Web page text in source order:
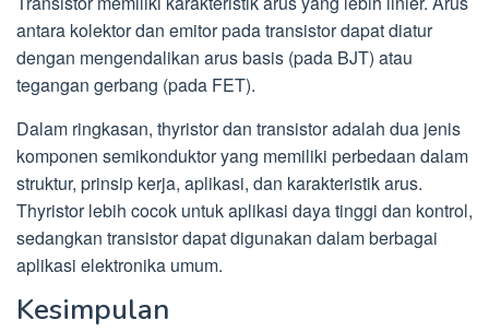
antara kolektor dan emitor pada transistor dapat diatur
dengan mengendalikan arus basis (pada BJT) atau
tegangan gerbang (pada FET).
Dalam ringkasan, thyristor dan transistor adalah dua jenis
komponen semikonduktor yang memiliki perbedaan dalam
struktur, prinsip kerja, aplikasi, dan karakteristik arus.
Thyristor lebih cocok untuk aplikasi daya tinggi dan kontrol,
sedangkan transistor dapat digunakan dalam berbagai
aplikasi elektronika umum.
Kesimpulan